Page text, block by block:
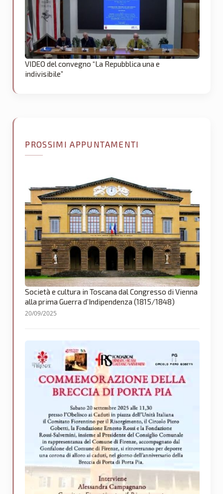
VIDEO del convegno “La Repubblica una e
indivisibile”
PROSSIMI APPUNTAMENTI
Società e cultura in Toscana dal Congresso di Vienna
alla prima Guerra d’Indipendenza (1815/1848)
20/09/2025